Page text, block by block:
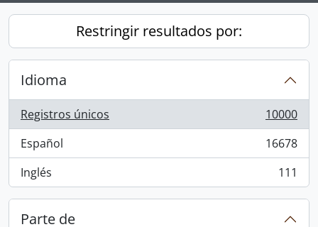
Restringir resultados por:
Idioma
Registros únicos
, 10000 resultados
10000
Español
, 16678 resultados
16678
Inglés
, 111 resultados 111
Parte de